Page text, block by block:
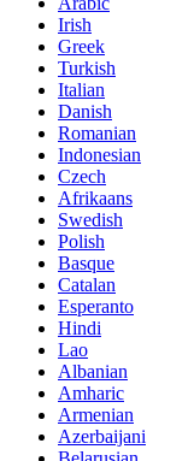
Irish
Greek
Turkish
Italian
Danish
Romanian
Indonesian
Czech
Afrikaans
Swedish
Polish
Basque
Catalan
Esperanto
Hindi
Lao
Albanian
Amharic
Armenian
Azerbaijani